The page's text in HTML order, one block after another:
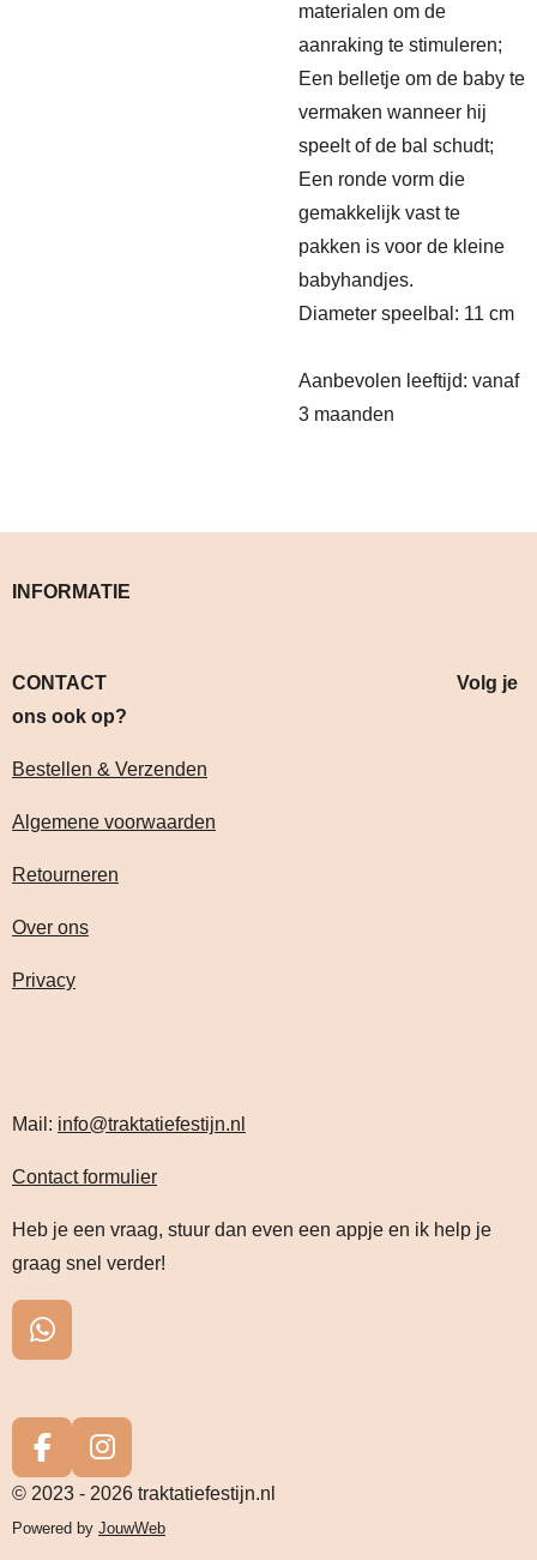
materialen om de
aanraking te stimuleren;
Een belletje om de baby te
vermaken wanneer hij
speelt of de bal schudt;
Een ronde vorm die
gemakkelijk vast te
pakken is voor de kleine
babyhandjes.
Diameter speelbal: 11 cm
Aanbevolen leeftijd: vanaf
3 maanden
INFORMATIE
CONTACT Volg je
ons ook op?
Bestellen & Verzenden
Algemene voorwaarden
Retourneren
Over ons
Privacy
Mail: info@traktatiefestijn.nl
Contact formulier
Heb je een vraag, stuur dan even een appje en ik help je
graag snel verder!
W
t
s
A
F
a
I
n
s
© 2023 - 2026 traktatiefestijn.nl
Powered by JouwWeb